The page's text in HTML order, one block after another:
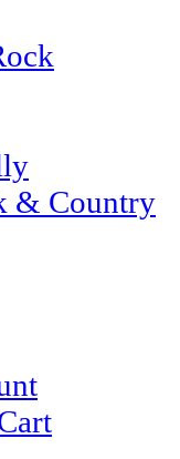
& Country